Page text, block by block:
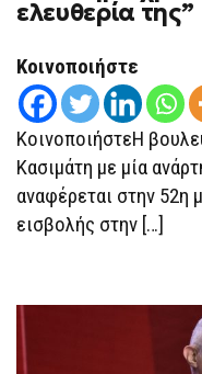
ελευθερία της”
Κοινοποιήστε
ΚοινοποιήστεΗ
Κασιμάτη με μία
αναφέρεται στην 52η
εισβολής στην […]